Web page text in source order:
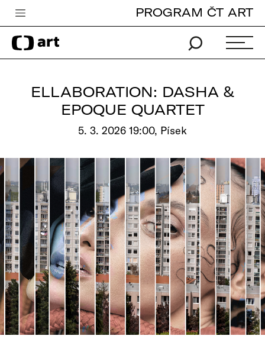
Česká televize
Zpravodajství
Vše o ČT
PROGRAM ČT ART
ELLABORATION: DASHA &
EPOQUE QUARTET
5. 3. 2026 19:00, Písek